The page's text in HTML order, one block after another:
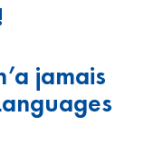
jamais